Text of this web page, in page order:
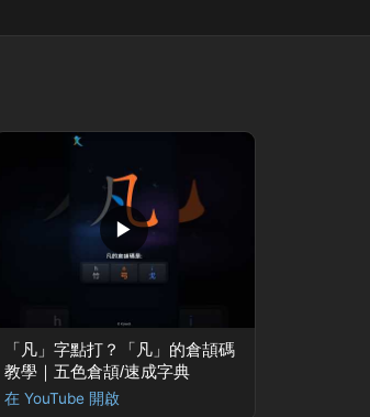
▶
「凡」字點打？「凡」的倉頡碼
教學｜五色倉頡/速成字典
在 YouTube 開啟